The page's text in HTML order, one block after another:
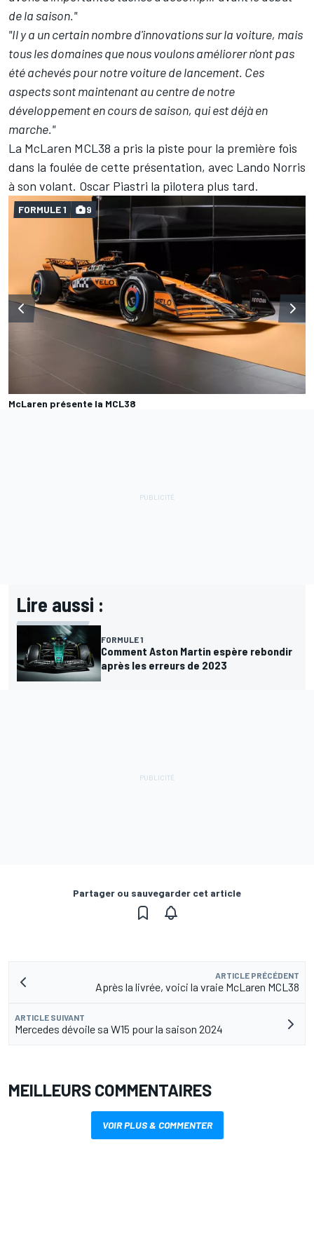
de la saison."
"Il y a un certain nombre d'innovations sur la voiture, mais
tous les domaines que nous voulons améliorer n'ont pas
été achevés pour notre voiture de lancement. Ces
aspects sont maintenant au centre de notre
développement en cours de saison, qui est déjà en
marche."
La McLaren MCL38 a pris la piste pour la première fois
dans la foulée de cette présentation, avec Lando Norris
à son volant. Oscar Piastri la pilotera plus tard.
McLaren présente la MCL38
FORMULE 1 9
Lire aussi :
FORMULE 1
Comment Aston Martin espère rebondir
après les erreurs de 2023
Partager ou sauvegarder cet article
ARTICLE PRÉCÉDENT
Après la livrée, voici la vraie McLaren MCL38
ARTICLE SUIVANT
Mercedes dévoile sa W15 pour la saison 2024
MEILLEURS COMMENTAIRES
VOIR PLUS & COMMENTER